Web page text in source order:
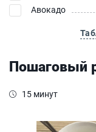
Авокадо
Пошаговый
15 минут